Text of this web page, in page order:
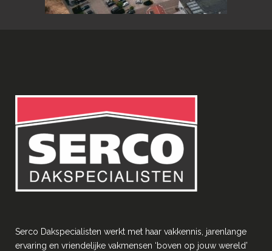
Serco Dakspecialisten werkt met haar vakkennis, jarenlange
ervaring en vriendelĳke vakmensen ‘boven op jouw wereld’